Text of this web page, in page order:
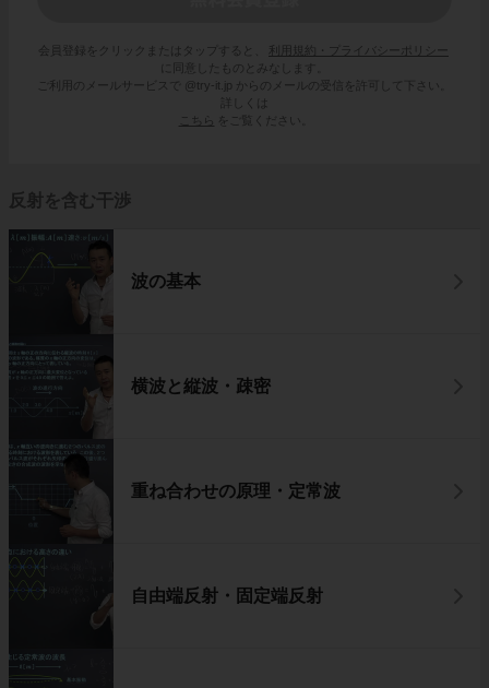
会員登録をクリックまたはタップすると、
利用規約・プライバシーポリシー
に同意したものとみなします。
ご利用のメールサービスで @try-it.jp からのメールの受信を許可して下さい。
詳しくは
こちら
をご覧ください。
反射を含む干渉
波の基本
横波と縦波・疎密
重ね合わせの原理・定常波
自由端反射・固定端反射